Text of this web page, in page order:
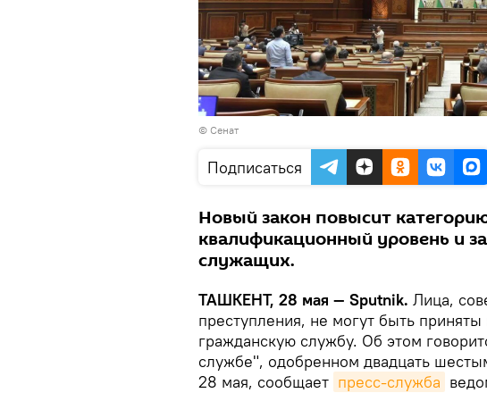
© Сенат
Подписаться
Новый закон повысит
квалификационный уровень и
служащих.
ТАШКЕНТ, 28 мая — Sputnik. Лица,
преступления, не могут быть приняты
гражданскую службу. Об этом
службе", одобренном двадцать
28 мая, сообщает пресс-служба